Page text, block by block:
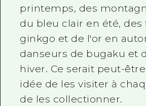
printemps, des
du bleu clair en été, des
ginkgo et de l'or en
danseurs de bugaku et
hiver. Ce serait peut-
idée de les visiter à
de les collectionner.